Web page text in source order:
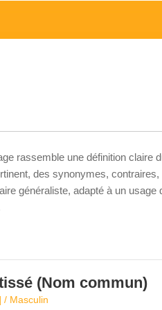
rassemble une définition claire
des synonymes,
généraliste, adapté à un
(Nom commun)
/ Masculin